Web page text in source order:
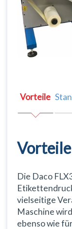
Vorteile
Vorteile
Die Daco
vielseitige
Maschine
ebenso wie